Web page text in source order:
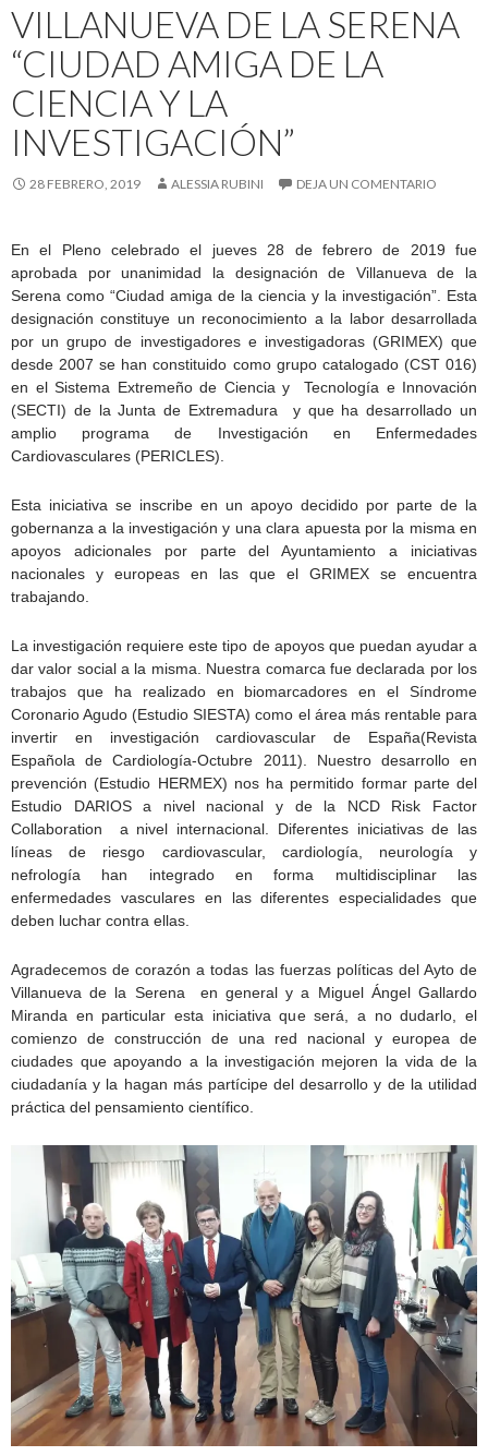
VILLANUEVA DE LA SERENA
“CIUDAD AMIGA DE LA
CIENCIA Y LA
INVESTIGACIÓN”
28 FEBRERO, 2019 ALESSIA RUBINI DEJA UN COMENTARIO
En el Pleno celebrado el jueves 28 de febrero de 2019 fue
aprobada por unanimidad la designación de Villanueva de la
Serena como “Ciudad amiga de la ciencia y la investigación”. Esta
designación constituye un reconocimiento a la labor desarrollada
por un grupo de investigadores e investigadoras (GRIMEX) que
desde 2007 se han constituido como grupo catalogado (CST 016)
en el Sistema Extremeño de Ciencia y Tecnología e Innovación
(SECTI) de la Junta de Extremadura y que ha desarrollado un
amplio programa de Investigación en Enfermedades
Cardiovasculares (PERICLES).
Esta iniciativa se inscribe en un apoyo decidido por parte de la
gobernanza a la investigación y una clara apuesta por la misma en
apoyos adicionales por parte del Ayuntamiento a iniciativas
nacionales y europeas en las que el GRIMEX se encuentra
trabajando.
La investigación requiere este tipo de apoyos que puedan ayudar a
dar valor social a la misma. Nuestra comarca fue declarada por los
trabajos que ha realizado en biomarcadores en el Síndrome
Coronario Agudo (Estudio SIESTA) como el área más rentable para
invertir en investigación cardiovascular de España(Revista
Española de Cardiología-Octubre 2011). Nuestro desarrollo en
prevención (Estudio HERMEX) nos ha permitido formar parte del
Estudio DARIOS a nivel nacional y de la NCD Risk Factor
Collaboration a nivel internacional. Diferentes iniciativas de las
líneas de riesgo cardiovascular, cardiología, neurología y
nefrología han integrado en forma multidisciplinar las
enfermedades vasculares en las diferentes especialidades que
deben luchar contra ellas.
Agradecemos de corazón a todas las fuerzas políticas del Ayto de
Villanueva de la Serena en general y a Miguel Ángel Gallardo
Miranda en particular esta iniciativa que será, a no dudarlo, el
comienzo de construcción de una red nacional y europea de
ciudades que apoyando a la investigación mejoren la vida de la
ciudadanía y la hagan más partícipe del desarrollo y de la utilidad
práctica del pensamiento científico.